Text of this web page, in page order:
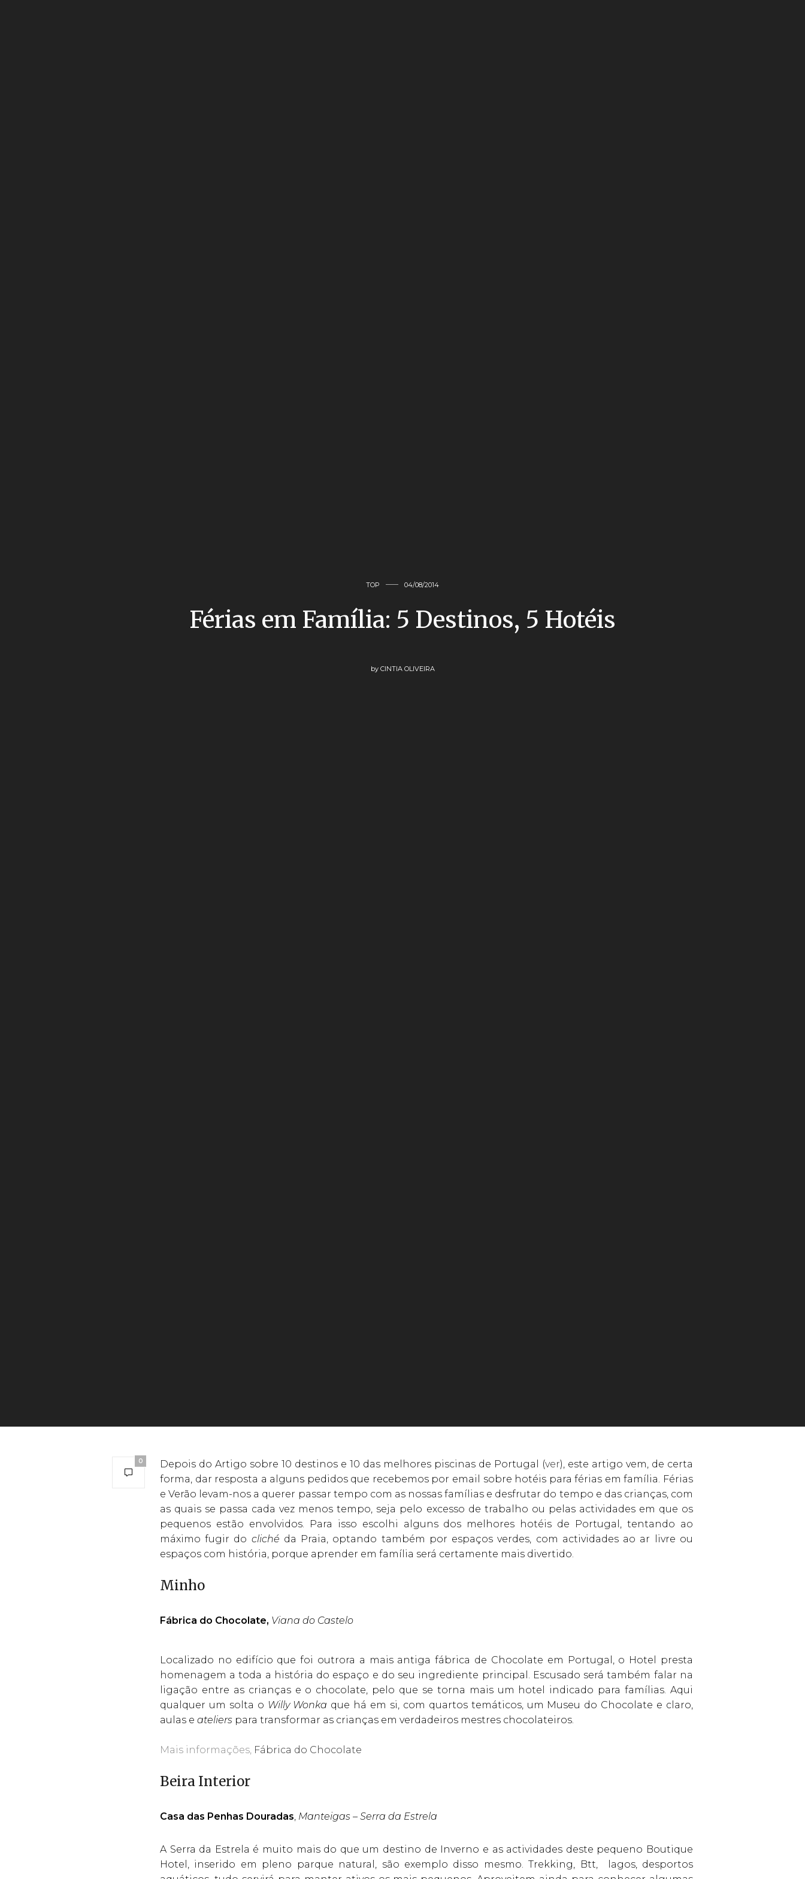
TOP 04/08/2014
Férias em Família: 5 Destinos, 5 Hotéis
by CINTIA OLIVEIRA
0 Depois do Artigo sobre 10 destinos e 10 das melhores piscinas de Portugal (ver), este artigo vem, de certa
forma, dar resposta a alguns pedidos que recebemos por email sobre hotéis para férias em família. Férias
e Verão levam-nos a querer passar tempo com as nossas famílias e desfrutar do tempo e das crianças, com
as quais se passa cada vez menos tempo, seja pelo excesso de trabalho ou pelas actividades em que os
pequenos estão envolvidos. Para isso escolhi alguns dos melhores hotéis de Portugal, tentando ao
máximo fugir do cliché da Praia, optando também por espaços verdes, com actividades ao ar livre ou
espaços com história, porque aprender em família será certamente mais divertido.
Minho
Fábrica do Chocolate, Viana do Castelo
Localizado no edifício que foi outrora a mais antiga fábrica de Chocolate em Portugal, o Hotel presta
homenagem a toda a história do espaço e do seu ingrediente principal. Escusado será também falar na
ligação entre as crianças e o chocolate, pelo que se torna mais um hotel indicado para famílias. Aqui
qualquer um solta o Willy Wonka que há em si, com quartos temáticos, um Museu do Chocolate e claro,
aulas e ateliers para transformar as crianças em verdadeiros mestres chocolateiros.
Mais informações, Fábrica do Chocolate
Beira Interior
Casa das Penhas Douradas, Manteigas – Serra da Estrela
A Serra da Estrela é muito mais do que um destino de Inverno e as actividades deste pequeno Boutique
Hotel, inserido em pleno parque natural, são exemplo disso mesmo. Trekking, Btt, lagos, desportos